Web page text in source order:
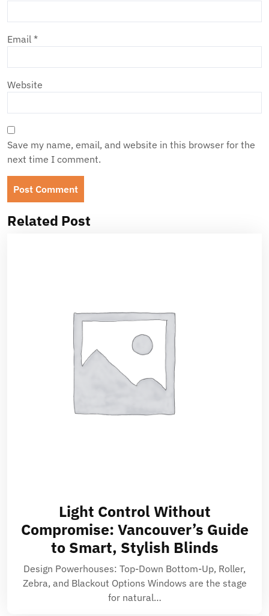
Email *
Website
Save my name, email, and website in this browser for the
next time I comment.
Related Post
Light Control Without
Compromise: Vancouver’s Guide
to Smart, Stylish Blinds
Design Powerhouses: Top-Down Bottom-Up, Roller,
Zebra, and Blackout Options Windows are the stage
for natural…